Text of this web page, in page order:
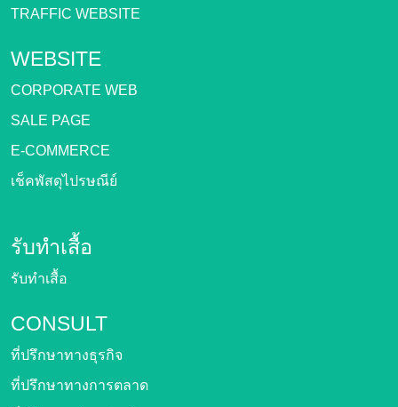
TRAFFIC WEBSITE
WEBSITE
CORPORATE WEB
SALE PAGE
E-COMMERCE
เช็คพัสดุไปรษณีย์
รับทำเสื้อ
รับทำเสื้อ
CONSULT
ที่ปรึกษาทางธุรกิจ
ที่ปรึกษาทางการตลาด